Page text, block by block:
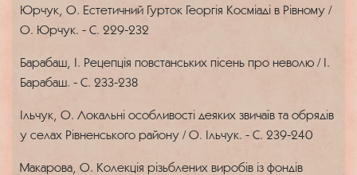
Юрчук, О. Естетичний Гурток Георгія Косміаді в Рівному /
О. Юрчук. - С. 229-232
Барабаш, І. Рецепція повстанських пісень про неволю / І.
Барабаш. - С. 233-238
Ільчук, О. Локальні особливості деяких звичаїв та обрядів
у селах Рівненського району / О. Ільчук. - С. 239-240
Макарова, О. Колекція різьблених виробів із фондів